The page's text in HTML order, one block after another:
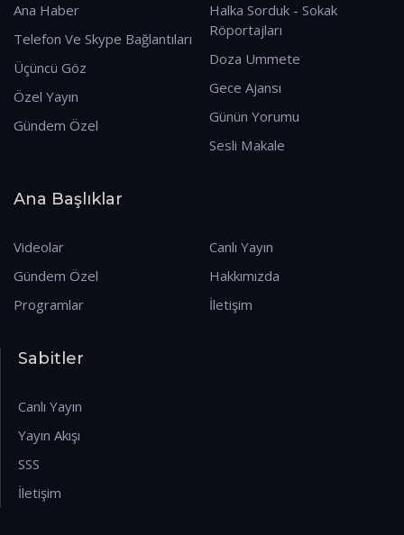
Ana Haber
Telefon Ve Skype Bağlantıları
Üçüncü Göz
Özel Yayın
Gündem Özel
Halka Sorduk - Sokak
Röportajları
Doza Ummete
Gece Ajansı
Günün Yorumu
Sesli Makale
Ana Başlıklar
Videolar
Gündem Özel
Programlar
Canlı Yayın
Hakkımızda
İletişim
Sabitler
Canlı Yayın
Yayın Akışı
SSS
İletişim